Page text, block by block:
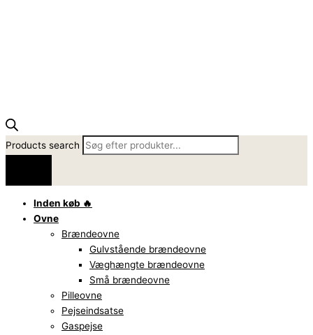
Products search
Inden køb 🔥
Ovne
Brændeovne
Gulvstående brændeovne
Væghængte brændeovne
Små brændeovne
Pilleovne
Pejseindsatse
Gaspejse